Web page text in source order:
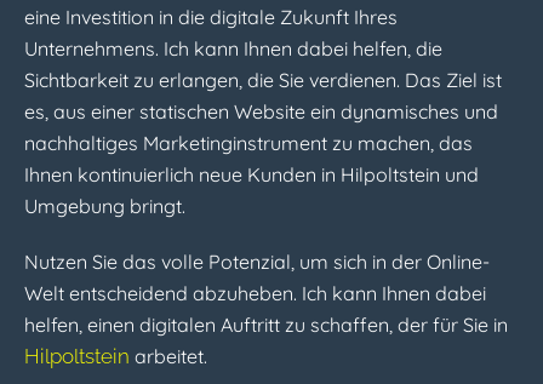
eine Investition in die digitale Zukunft Ihres
Unternehmens. Ich kann Ihnen dabei helfen, die
Sichtbarkeit zu erlangen, die Sie verdienen. Das Ziel ist
es, aus einer statischen Website ein dynamisches und
nachhaltiges Marketinginstrument zu machen, das
Ihnen kontinuierlich neue Kunden in Hilpoltstein und
Umgebung bringt.
Nutzen Sie das volle Potenzial, um sich in der Online-
Welt entscheidend abzuheben. Ich kann Ihnen dabei
helfen, einen digitalen Auftritt zu schaffen, der für Sie in
Hilpoltstein arbeitet.